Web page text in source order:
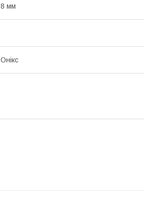
8 мм
Онікс